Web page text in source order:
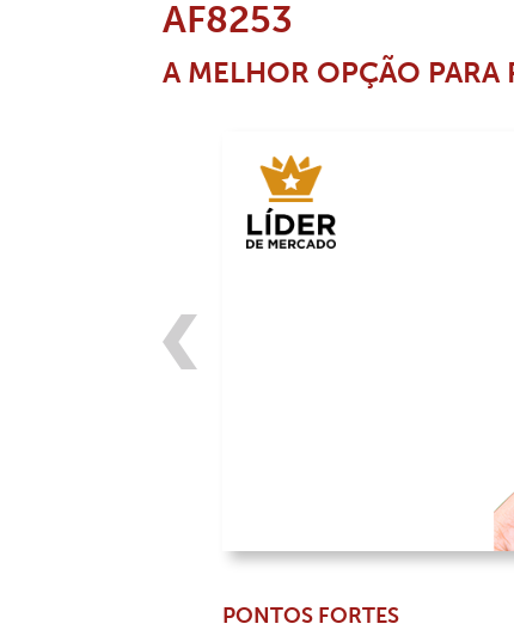
AF8253
A MELHOR OPÇÃO PARA
PONTOS FORTES